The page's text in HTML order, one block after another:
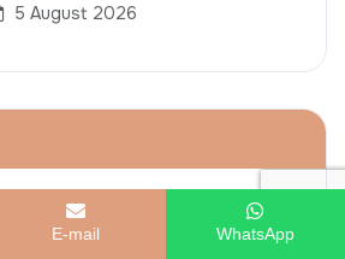
5 August 2026
Combien Coûte Un Brazilian
Butt Lift (BBL) En Turquie ?
E-mail WhatsApp